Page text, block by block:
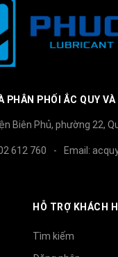
PHỐI ẮC QUY
Biên Phủ, phường 22,
612 760 - Email:
HỖ TRỢ KHÁCH
Tìm kiếm